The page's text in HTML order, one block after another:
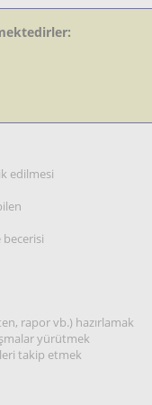
edilmesi
rapor vb.) hazırlamak
yürütmek
takip etmek